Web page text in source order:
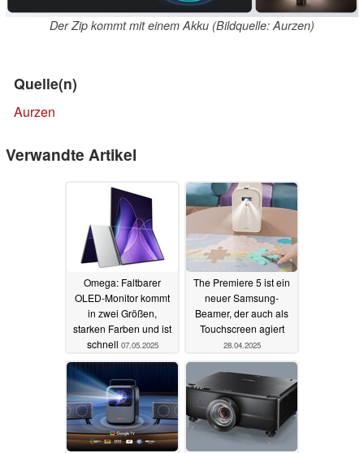
Der Zip kommt mit einem Akku (Bildquelle: Aurzen)
Quelle(n)
Aurzen
Verwandte Artikel
Omega: Faltbarer
OLED-Monitor kommt
in zwei Größen,
starken Farben und ist
schnell 07.05.2025
The Premiere 5 ist ein
neuer Samsung-
Beamer, der auch als
Touchscreen agiert
28.04.2025